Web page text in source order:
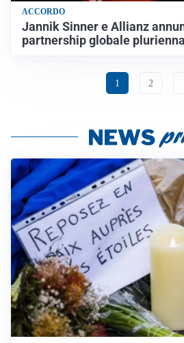
ACCORDO
Jannik Sinner e Allianz
partnership globale
1 2